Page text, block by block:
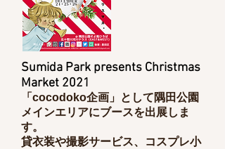
Sumida Park presents Christmas
Market 2021
「cocodoko企画」として隅田公園
メインエリアにブースを出展しま
す。
貸衣装や撮影サービス、コスプレ小